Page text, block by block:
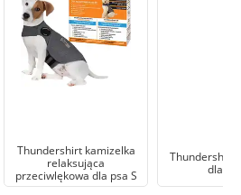
Thundershirt kamizelka
relaksująca
przeciwlękowa dla psa S
Thundershirt
dla